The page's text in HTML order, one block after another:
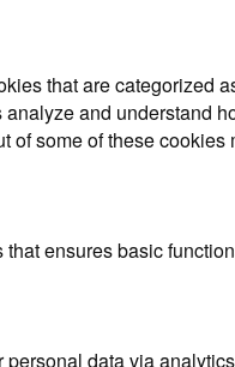
that are categorized
and understand
some of these
ensures basic
data via